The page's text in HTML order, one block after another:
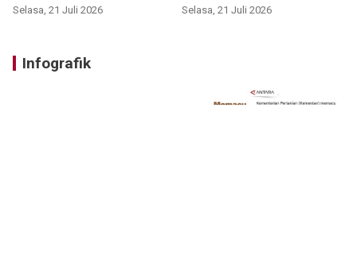
Selasa, 21 Juli 2026 Selasa, 21 Juli 2026
Infografik